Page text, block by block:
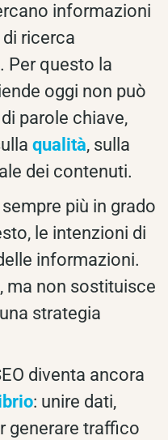
informazioni
ricerca
Per questo la
oggi non può
parole chiave,
qualità, sulla
dei contenuti.
più in grado
le intenzioni di
informazioni.
, ma non sostituisce
strategia
diventa ancora
: unire dati,
generare traffico